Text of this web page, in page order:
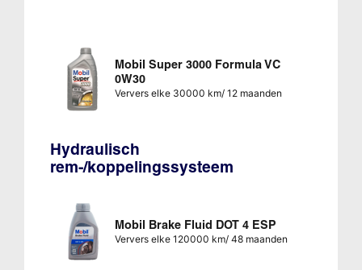
Mobil Super 3000 Formula VC
0W30
Ververs elke 30000 km/ 12 maanden
Hydraulisch
rem-/koppelingssysteem
Mobil Brake Fluid DOT 4 ESP
Ververs elke 120000 km/ 48 maanden